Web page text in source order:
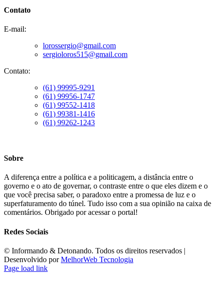
Contato
E-mail:
lorossergio@gmail.com
sergioloros515@gmail.com
Contato:
(61) 99995-9291
(61) 99956-1747
(61) 99552-1418
(61) 99381-1416
(61) 99262-1243
Sobre
A diferença entre a política e a politicagem, a distância entre o
governo e o ato de governar, o contraste entre o que eles dizem e o
que você precisa saber, o paradoxo entre a promessa de luz e o
superfaturamento do túnel. Tudo isso com a sua opinião na caixa de
comentários. Obrigado por acessar o portal!
Redes Sociais
©️ Informando & Detonando. Todos os direitos reservados |
Desenvolvido porMelhorWeb Tecnologia
Page load link